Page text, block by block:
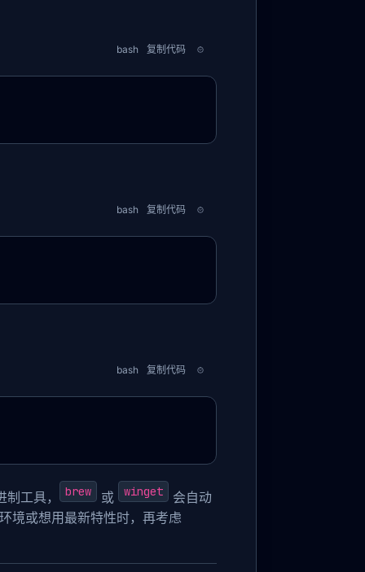
bash 复制代码
bash 复制代码
bash 复制代码
制工具， brew 或 winget
会自动
境或想用最新特性时，再考虑